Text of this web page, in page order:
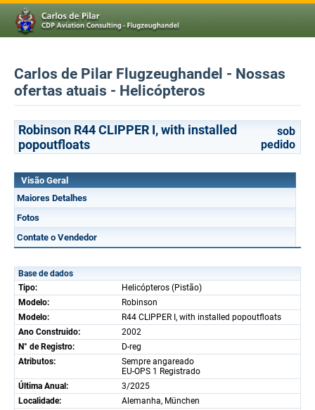
Carlos de Pilar Flugzeughandel - Nossas
ofertas atuais - Helicópteros
Robinson R44 CLIPPER I, with installed
popoutfloats
sob
pedido
Visão Geral
Maiores Detalhes
Fotos
Contate o Vendedor
Base de dados
Tipo:
Helicópteros (Pistão)
Modelo:
Robinson
Modelo:
R44 CLIPPER I, with installed popoutfloats
Ano Construido:
2002
N° de Registro:
D-reg
Atributos:
Sempre angareado
EU-OPS 1 Registrado
Última Anual:
3/2025
Localidade:
Alemanha, München